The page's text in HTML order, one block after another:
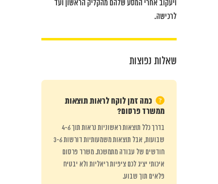
ויעקוב אחרי המסע שלהם מהקליק הראשון ועד
לרכישה.
שאלות נפוצות
כמה זמן לוקח לראות תוצאות
ממשרד פרסום?
בדרך כלל תוצאות ראשוניות נראות תוך 4-6
שבועות, אבל תוצאות משמעותיות דורשות 3-6
חודשים של עבודה מתמשכת. משרד פרסום
איכותי יציג לכם ציפיות ריאליות ולא יבטיח
פלאים תוך שבוע.